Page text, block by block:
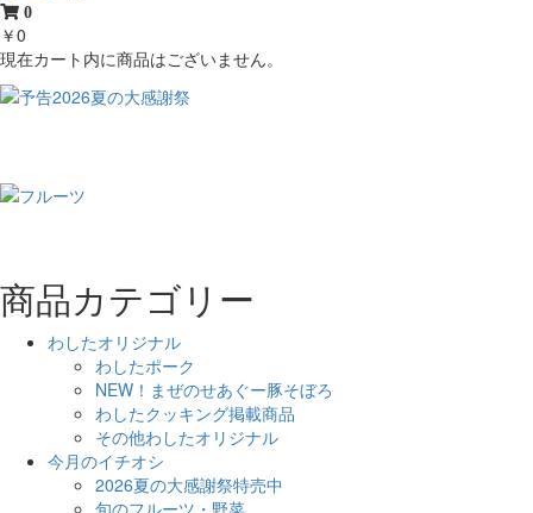
0
￥0
現在カート内に商品はございません。
商品カテゴリー
わしたオリジナル
わしたポーク
NEW！まぜのせあぐー豚そぼろ
わしたクッキング掲載商品
その他わしたオリジナル
今月のイチオシ
2026夏の大感謝祭特売中
旬のフルーツ・野菜